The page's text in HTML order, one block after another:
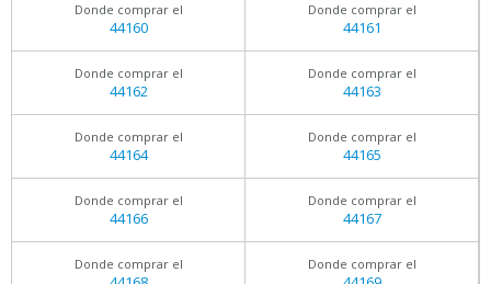
Donde comprar el
44160
Donde comprar el
44161
Donde comprar el
44162
Donde comprar el
44163
Donde comprar el
44164
Donde comprar el
44165
Donde comprar el
44166
Donde comprar el
44167
Donde comprar el Donde comprar el